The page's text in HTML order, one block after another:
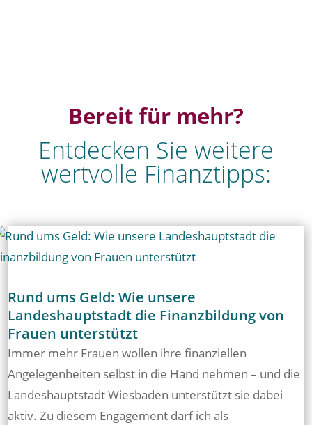
Bereit für mehr?
Entdecken Sie weitere
wertvolle Finanztipps:
Rund ums Geld: Wie unsere
Landeshauptstadt die Finanzbildung von
Frauen unterstützt
Immer mehr Frauen wollen ihre finanziellen
Angelegenheiten selbst in die Hand nehmen – und die
Landeshauptstadt Wiesbaden unterstützt sie dabei
aktiv. Zu diesem Engagement darf ich als